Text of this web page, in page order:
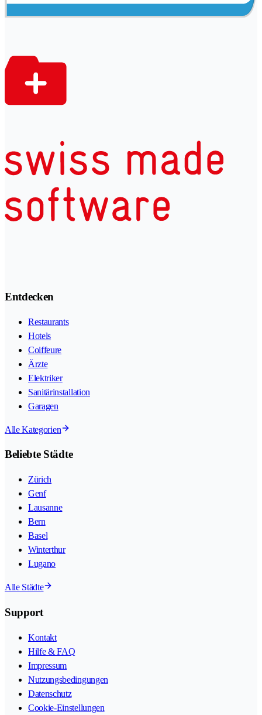
Entdecken
Restaurants
Hotels
Coiffeure
Ärzte
Elektriker
Sanitärinstallation
Garagen
Alle Kategorien
Beliebte Städte
Zürich
Genf
Lausanne
Bern
Basel
Winterthur
Lugano
Alle Städte
Support
Kontakt
Hilfe & FAQ
Impressum
Nutzungsbedingungen
Datenschutz
Cookie-Einstellungen